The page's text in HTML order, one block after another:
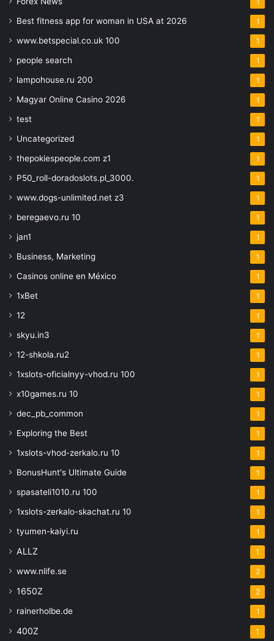
1
Best fitness app for woman in USA at 2026 1
www.betspecial.co.uk 100 1
people search 1
lampohouse.ru 200 1
Magyar Online Casino 2026 1
test 1
Uncategorized 1
thepokiespeople.com z1 1
P50_roll-doradoslots.pl_3000. 1
www.dogs-unlimited.net z3 1
beregaevo.ru 10 1
jan1 1
Business, Marketing 1
Casinos online en México 1
1xBet 1
12 1
skyu.in3 1
12-shkola.ru2 1
1xslots-oficialnyy-vhod.ru 100 1
x10games.ru 10 1
dec_pb_common 1
Exploring the Best 1
1xslots-vhod-zerkalo.ru 10 1
BonusHunt's Ultimate Guide 1
spasateli1010.ru 100 1
1xslots-zerkalo-skachat.ru 10 1
tyumen-kaiyi.ru 1
ALLZ 1
www.nlife.se 2
1650Z 2
rainerholbe.de 1
400Z 1